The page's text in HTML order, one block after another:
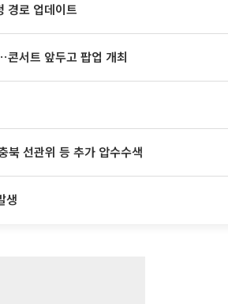
경로 업데이트
서트 앞두고 팝업 개최
북 선관위 등 추가 압수수색
생